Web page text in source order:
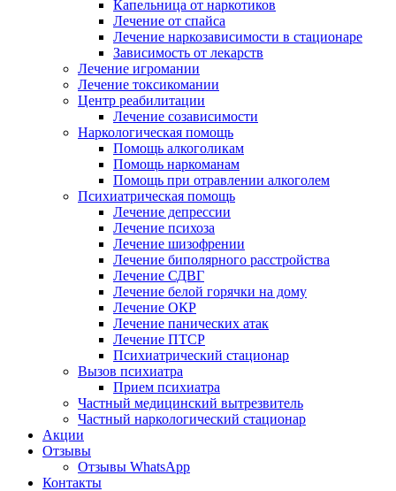
Капельница от наркотиков
Лечение от спайса
Лечение наркозависимости в стационаре
Зависимость от лекарств
Лечение игромании
Лечение токсикомании
Центр реабилитации
Лечение созависимости
Наркологическая помощь
Помощь алкоголикам
Помощь наркоманам
Помощь при отравлении алкоголем
Психиатрическая помощь
Лечение депрессии
Лечение психоза
Лечение шизофрении
Лечение биполярного расстройства
Лечение СДВГ
Лечение белой горячки на дому
Лечение ОКР
Лечение панических атак
Лечение ПТСР
Психиатрический стационар
Вызов психиатра
Прием психиатра
Частный медицинский вытрезвитель
Частный наркологический стационар
Акции
Отзывы
Отзывы WhatsApp
Контакты